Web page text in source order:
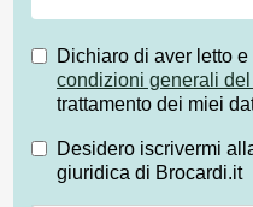
Dichiaro di aver letto
condizioni generali
trattamento dei miei
Desidero iscrivermi
giuridica di Brocardi.it